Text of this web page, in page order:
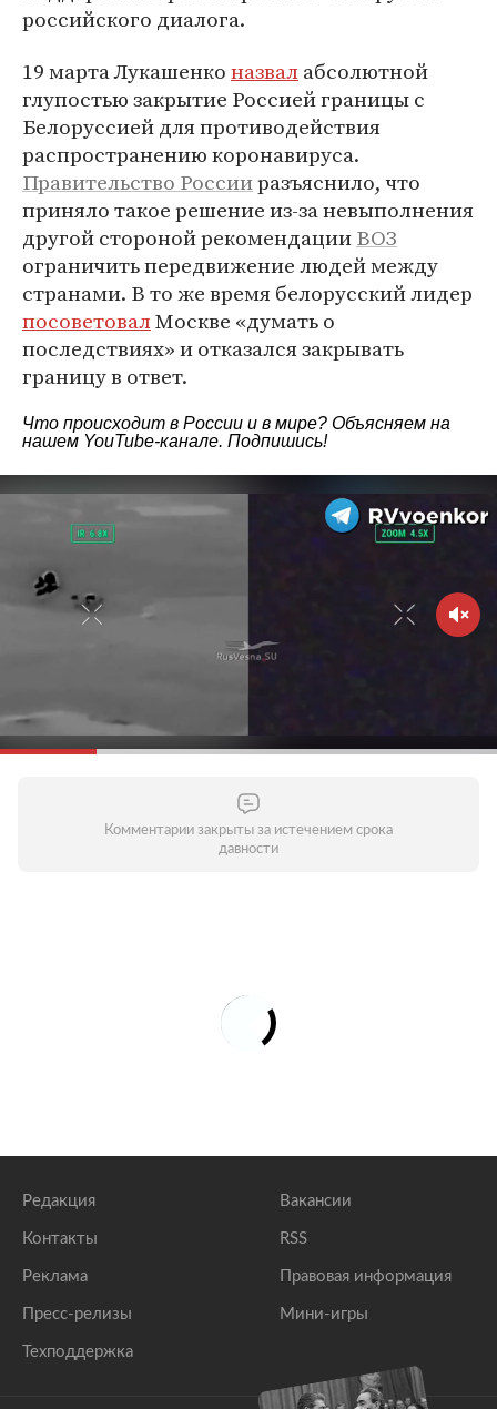
российского диалога.
19 марта Лукашенконазвалабсолютной
глупостью закрытие Россией границы с
Белоруссией для противодействия
распространению коронавируса.
Правительство Россииразъяснило, что
приняло такое решение из-за невыполнения
другой стороной рекомендацииВОЗ
ограничить передвижение людей между
странами. В то же время белорусский лидер
посоветовалМоскве «думать о
последствиях» и отказался закрывать
границу в ответ.
Что происходит в России и в мире? Объясняем на
нашем YouTube-канале. Подпишись!
Комментарии закрыты за истечением срока
давности
Редакция
Контакты
Реклама
Пресс-релизы
Техподдержка
Вакансии
RSS
Правовая информация
Мини-игры